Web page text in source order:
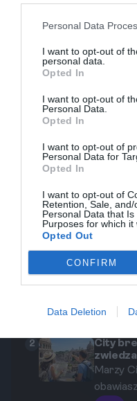
Personal Data
I want to opt-out of
personal data.
Opted In
I want to opt-out of
Personal Data.
Opted In
I want to opt-out of
Personal Data for
Opted In
I want to opt-out of
Retention, Sale,
Personal Data that
Purposes for which it
Opted Out
CONFIRM
Data Deletion
Podczas wizyty w
wizyty w
znajduje się na liście
regionalnych.
Muzeum
eksponaty z
czujność i pamiętaj o
Popularne
godzin
swoją
tym
2
City
darmo?
Marzy